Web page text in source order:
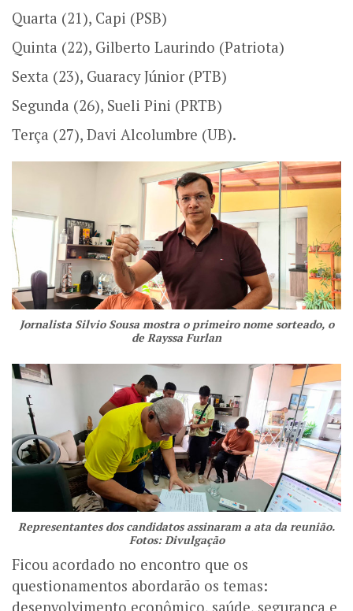
Quarta (21), Capi (PSB)
Quinta (22), Gilberto Laurindo (Patriota)
Sexta (23), Guaracy Júnior (PTB)
Segunda (26), Sueli Pini (PRTB)
Terça (27), Davi Alcolumbre (UB).
Jornalista Silvio Sousa mostra o primeiro nome sorteado, o
de Rayssa Furlan
Representantes dos candidatos assinaram a ata da reunião.
Fotos: Divulgação
Ficou acordado no encontro que os
questionamentos abordarão os temas: